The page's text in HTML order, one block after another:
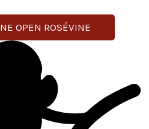
OPEN ROSÉVINE